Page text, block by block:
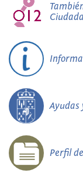
Ayudas
Perfil